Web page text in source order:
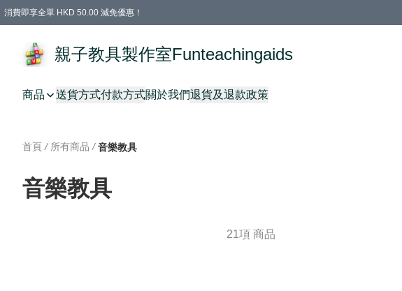
消費即享全單 HKD 50.00 減免優惠！
親子教具製作室Funteachingaids
商品 送貨方式付款方式關於我們退貨及退款政策
首頁 / 所有商品 / 音樂教具
音樂教具
21項 商品